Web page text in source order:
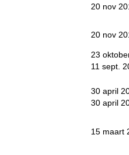
20 nov
20 nov
23
11 sept.
30 april
30 april
15 maart